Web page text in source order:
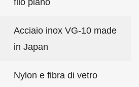
Acciaio inox VG-10 made
in Japan
Nylon e fibra di vetro